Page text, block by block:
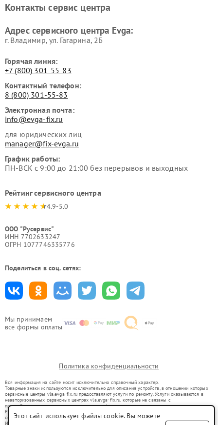
Мы принимаем
все формы оплаты
Контакты сервис центра
Адрес сервисного центра Evga:
г. Владимир, ул. Гагарина, 2Б
Горячая линия:
+7 (800) 301-55-83
Контактный телефон:
8 (800) 301-55-83
Электронная почта:
info@evga-fix.ru
для юридических лиц
manager@fix-evga.ru
График работы:
ПН-ВСК с 9:00 до 21:00 без перерывов и выходных
Рейтинг сервисного центра
4.9-5.0
ООО "Русервис"
ИНН 7702633247
ОГРН 1077746335776
Поделиться в соц. сетях:
Политика конфиденциальности
Вся информация на сайте носит исключительно справочный характер.
Товарные знаки используются исключительно для описания устройств, в отношении которых
сервисные центры vla.evga-fix.ru предоставляют услуги по ремонту. Услуги оказываются в
неавторизованных сервисных центрах vla.evga-fix.ru, которые не связаны с
правообладателями товарных знаков или их официальными представителями.
Ремонт осуществляется для устройств, уже введенных в гражданский оборот в соответствии
со статьей 1487 ГК РФ.
Использование товарных знаков не преследует цели индивидуализации услуг или введения
Этот сайт использует файлы cookie. Вы можете